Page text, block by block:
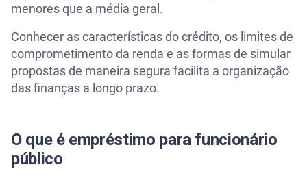
público
Comparativo entre modalidades de crédito
O que influencia as taxas de juros e a aprovação do
Assista | Como comparar empréstimos? - Serasa
Ensina
menores que a média geral.
Conhecer as características do crédito, os limites de
comprometimento da renda e as formas de simular
propostas de maneira segura facilita a organização
das finanças a longo prazo.
O que é empréstimo para funcionário
público